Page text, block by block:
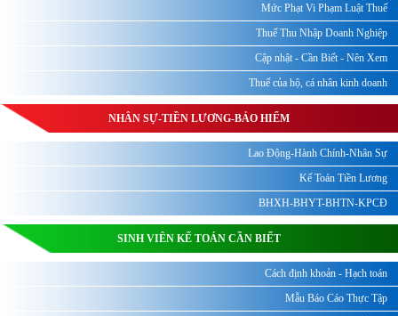
Mức Phạt Vi Phạm Luật Thuế
Thuế Thu Nhập Doanh Nghiệp
Cập nhật - Cần Biết - Nên Xem
Thuế của hộ, cá nhân kinh doanh
NHÂN SỰ-TIỀN LƯƠNG-BẢO HIỂM
Lao Động-Hành Chính-Nhân Sự
Kế Toán Tiền Lương
BHXH-BHYT-BHTN-KPCĐ
SINH VIÊN KẾ TOÁN CẦN BIẾT
Cách định khoản - Hạch toán
Mẫu Báo Cáo Thực Tập